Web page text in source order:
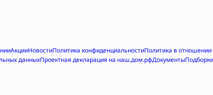
АкцииНовостиПолитика конфиденциальностиПолитика в
данныхПроектная декларация на наш.дом.рфДокументыПодборки